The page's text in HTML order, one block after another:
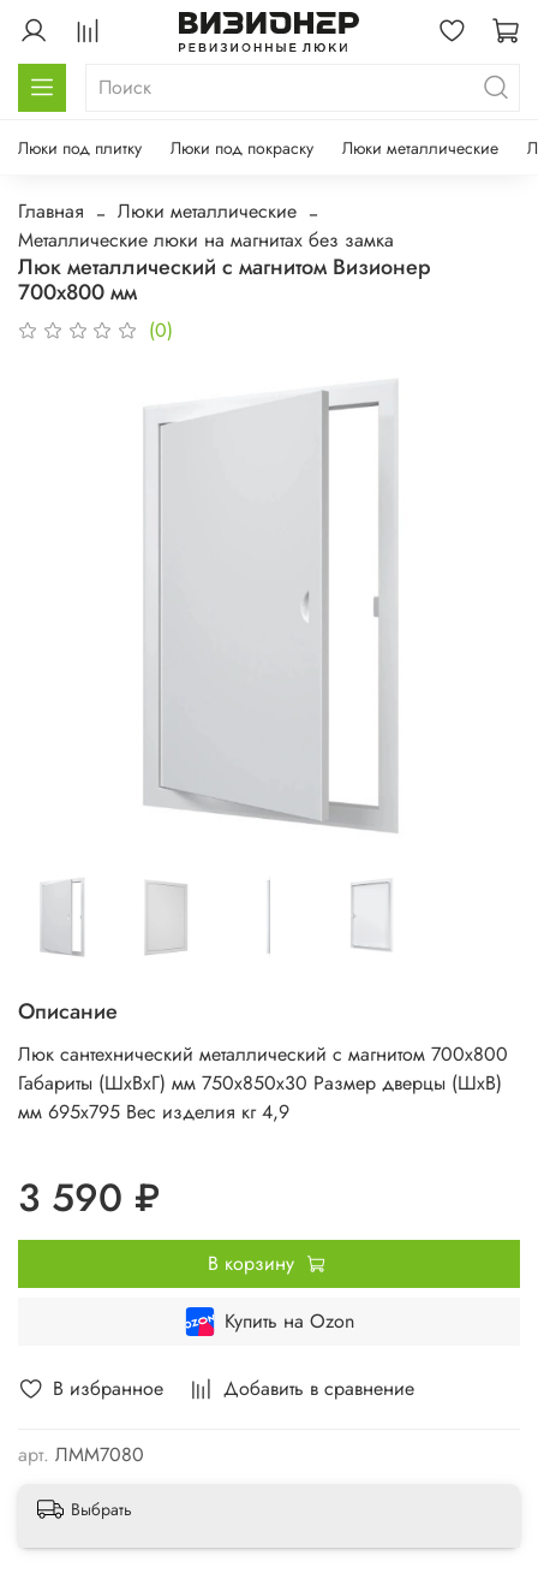
Люки под плитку Люки под покраску Люки металлические
Главная
Люки металлические
Металлические люки на магнитах без замка
Люк металлический с магнитом Визионер
700х800 мм
(0)
В избранное Добавить в сравнение
арт. ЛММ7080
Описание
Люк сантехнический металлический с магнитом 700х800
Габариты (ШхВхГ) мм 750х850х30 Размер дверцы (ШхВ)
мм 695х795 Вес изделия кг 4,9
3 590 ₽
В корзину
Купить на Ozon
Выбрать